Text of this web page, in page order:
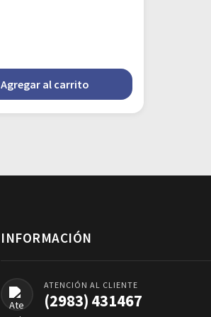
Agregar al carrito
INFORMACIÓN
ATENCIÓN AL CLIENTE
(2983) 431467